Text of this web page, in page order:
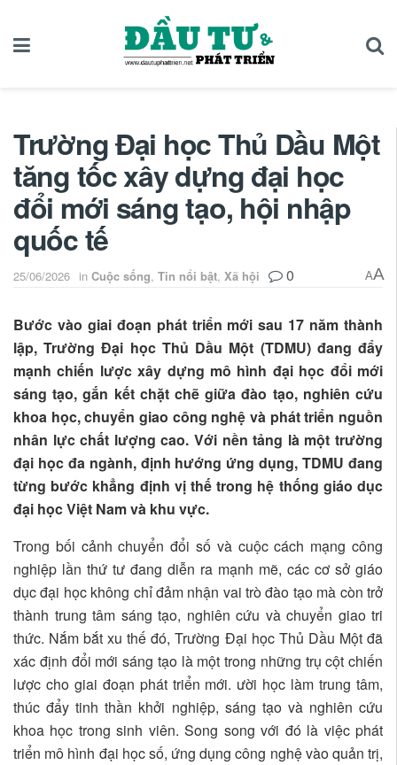
Trường Đại học Thủ Dầu Một
tăng tốc xây dựng đại học
đổi mới sáng tạo, hội nhập
quốc tế
25/06/2026 in Cuộc sống, Tin nổi bật, Xã hội 0 AA
Bước vào giai đoạn phát triển mới sau 17 năm thành
lập, Trường Đại học Thủ Dầu Một (TDMU) đang đẩy
mạnh chiến lược xây dựng mô hình đại học đổi mới
sáng tạo, gắn kết chặt chẽ giữa đào tạo, nghiên cứu
khoa học, chuyển giao công nghệ và phát triển nguồn
nhân lực chất lượng cao. Với nền tảng là một trường
đại học đa ngành, định hướng ứng dụng, TDMU đang
từng bước khẳng định vị thế trong hệ thống giáo dục
đại học Việt Nam và khu vực.
Trong bối cảnh chuyển đổi số và cuộc cách mạng công
nghiệp lần thứ tư đang diễn ra mạnh mẽ, các cơ sở giáo
dục đại học không chỉ đảm nhận vai trò đào tạo mà còn trở
thành trung tâm sáng tạo, nghiên cứu và chuyển giao tri
thức. Nắm bắt xu thế đó, Trường Đại học Thủ Dầu Một đã
xác định đổi mới sáng tạo là một trong những trụ cột chiến
lược cho giai đoạn phát triển mới. ười học làm trung tâm,
thúc đẩy tinh thần khởi nghiệp, sáng tạo và nghiên cứu
khoa học trong sinh viên. Song song với đó là việc phát
triển mô hình đại học số, ứng dụng công nghệ vào quản trị,